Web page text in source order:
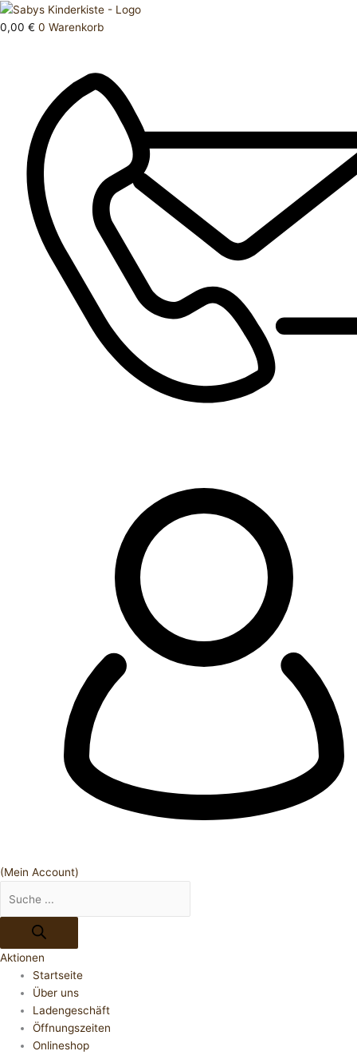
Zum
Inhalt
0,00 € 0 Warenkorb
(Mein Account)
Products
search
Aktionen
Startseite
Über uns
Ladengeschäft
Öffnungszeiten
Onlineshop
Strumpfhose
86